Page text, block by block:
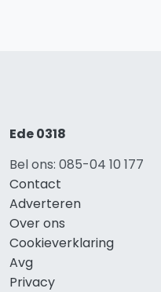
Ede 0318
Bel ons: 085-04 10 177
Contact
Adverteren
Over ons
Cookieverklaring
Avg
Privacy